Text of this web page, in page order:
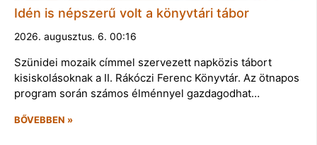
Idén is népszerű volt a könyvtári tábor
2026. augusztus. 6. 00:16
Szünidei mozaik címmel szervezett napközis tábort
kisiskolásoknak a II. Rákóczi Ferenc Könyvtár. Az ötnapos
program során számos élménnyel gazdagodhat…
BŐVEBBEN »